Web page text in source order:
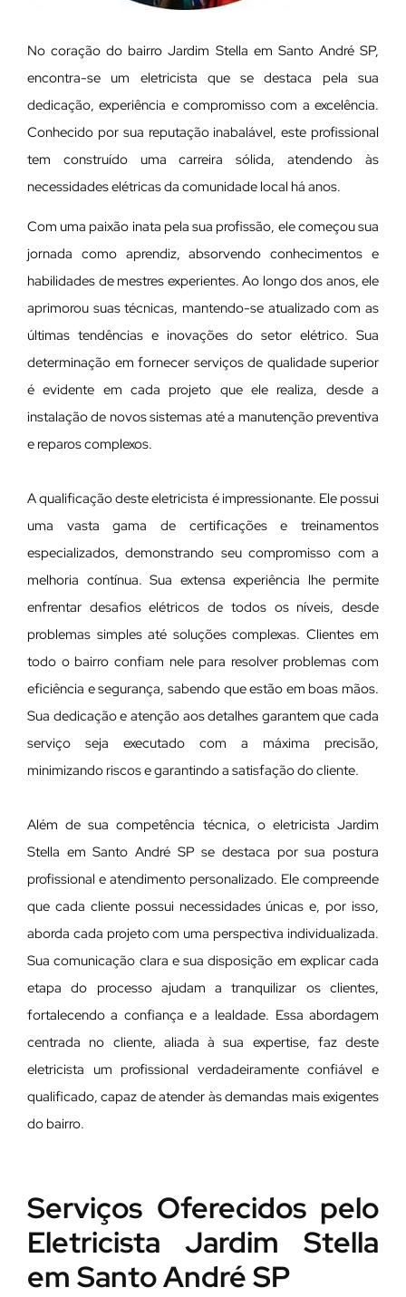
No coração do bairro Jardim Stella em Santo André SP,
encontra-se um eletricista que se destaca pela sua
dedicação, experiência e compromisso com a excelência.
Conhecido por sua reputação inabalável, este profissional
tem construído uma carreira sólida, atendendo às
necessidades elétricas da comunidade local há anos.
Com uma paixão inata pela sua profissão, ele começou sua
jornada como aprendiz, absorvendo conhecimentos e
habilidades de mestres experientes. Ao longo dos anos, ele
aprimorou suas técnicas, mantendo-se atualizado com as
últimas tendências e inovações do setor elétrico. Sua
determinação em fornecer serviços de qualidade superior
é evidente em cada projeto que ele realiza, desde a
instalação de novos sistemas até a manutenção preventiva
e reparos complexos.
A qualificação deste eletricista é impressionante. Ele possui
uma vasta gama de certificações e treinamentos
especializados, demonstrando seu compromisso com a
melhoria contínua. Sua extensa experiência lhe permite
enfrentar desafios elétricos de todos os níveis, desde
problemas simples até soluções complexas. Clientes em
todo o bairro confiam nele para resolver problemas com
eficiência e segurança, sabendo que estão em boas mãos.
Sua dedicação e atenção aos detalhes garantem que cada
serviço seja executado com a máxima precisão,
minimizando riscos e garantindo a satisfação do cliente.
Além de sua competência técnica, o eletricista Jardim
Stella em Santo André SP se destaca por sua postura
profissional e atendimento personalizado. Ele compreende
que cada cliente possui necessidades únicas e, por isso,
aborda cada projeto com uma perspectiva individualizada.
Sua comunicação clara e sua disposição em explicar cada
etapa do processo ajudam a tranquilizar os clientes,
fortalecendo a confiança e a lealdade. Essa abordagem
centrada no cliente, aliada à sua expertise, faz deste
eletricista um profissional verdadeiramente confiável e
qualificado, capaz de atender às demandas mais exigentes
do bairro.
Serviços Oferecidos pelo
Eletricista Jardim Stella
em Santo André SP